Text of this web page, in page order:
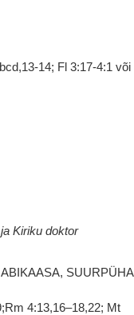
14; Fl 3:17-4:1 või
Kiriku doktor
SUURPÜHA
4:13,16–18,22; Mt